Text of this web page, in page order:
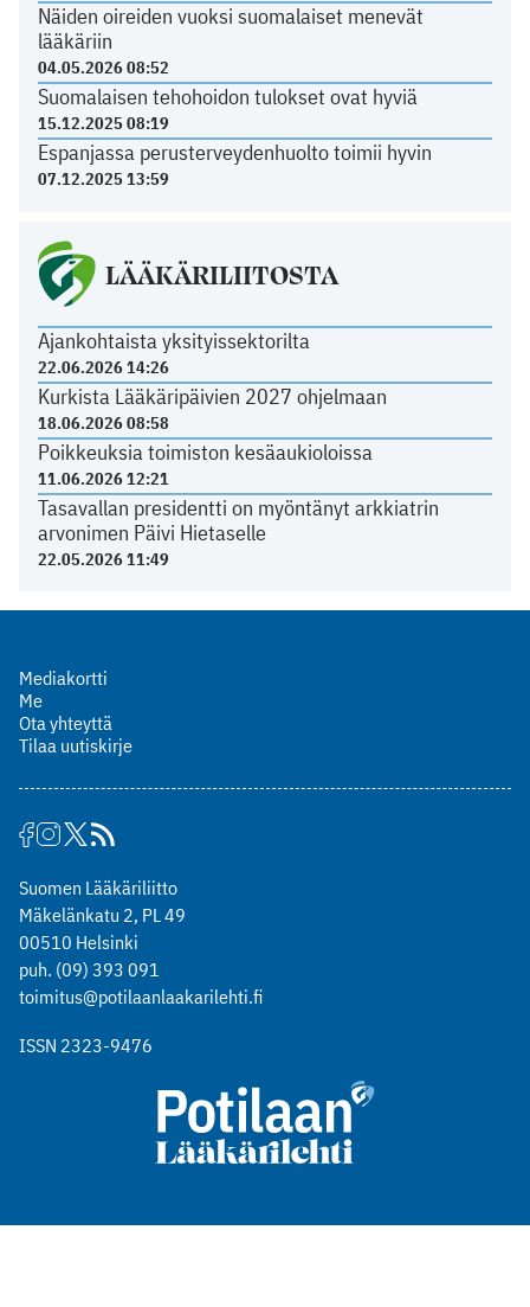
Näiden oireiden vuoksi suomalaiset menevät
lääkäriin
04.05.2026 08:52
Suomalaisen tehohoidon tulokset ovat hyviä
15.12.2025 08:19
Espanjassa perusterveydenhuolto toimii hyvin
07.12.2025 13:59
LÄÄKÄRILIITOSTA
Ajankohtaista yksityissektorilta
22.06.2026 14:26
Kurkista Lääkäripäivien 2027 ohjelmaan
18.06.2026 08:58
Poikkeuksia toimiston kesäaukioloissa
11.06.2026 12:21
Tasavallan presidentti on myöntänyt arkkiatrin
arvonimen Päivi Hietaselle
22.05.2026 11:49
Mediakortti
Me
Ota yhteyttä
Tilaa uutiskirje
Suomen Lääkäriliitto
Mäkelänkatu 2, PL 49
00510 Helsinki
puh. (09) 393 091
toimitus@potilaanlaakarilehti.fi
ISSN 2323-9476